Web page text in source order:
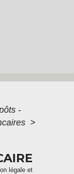
-
>
légale et